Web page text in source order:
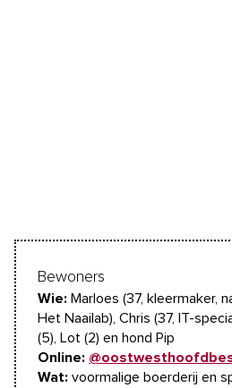
Bewoners
Wie: Marloes (37, kleermaker,
Het Naailab), Chris (37, IT-
(5), Lot (2) en hond Pip
Online:
Wat: voormalige boerderij en